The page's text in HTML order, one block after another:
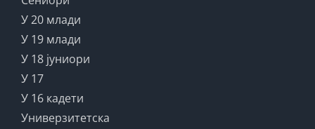
У 20 млади
У 19 млади
У 18 јуниори
У 17
У 16 кадети
Универзитетска